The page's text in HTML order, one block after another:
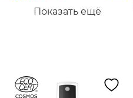
Показать ещё